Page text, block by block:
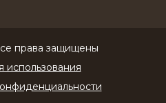
права защищены
использования